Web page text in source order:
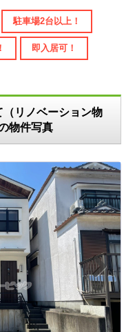
駐車場2台以上！
即入居可！
リノベーション物
物件写真
N
ext